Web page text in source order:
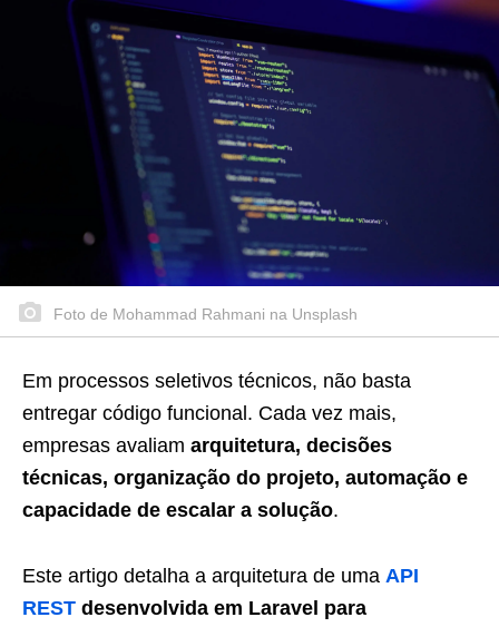
Foto de Mohammad Rahmani na Unsplash
Em processos seletivos técnicos, não basta
entregar código funcional. Cada vez mais,
empresas avaliam arquitetura, decisões
técnicas, organização do projeto, automação e
capacidade de escalar a solução.
Este artigo detalha a arquitetura de uma API
REST desenvolvida em Laravel para